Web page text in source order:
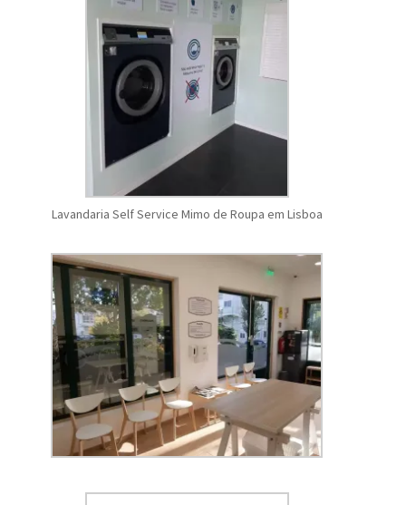
Lavandaria Self Service Mimo de Roupa em Lisboa